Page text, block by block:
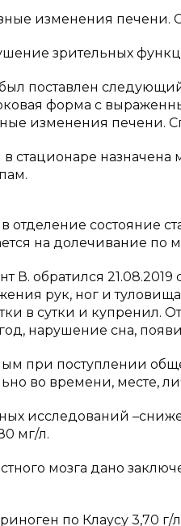
изменения печени.
зрительных
поставлен
форма с
изменения печени.
стационаре назначена
отделение состояние
на долечивание по
В. обратился
рук, ног и
в сутки и купренил.
нарушение сна,
при поступлении
во времени, месте,
исследований
мг/л.
мозга дано
по Клаусу 3,70